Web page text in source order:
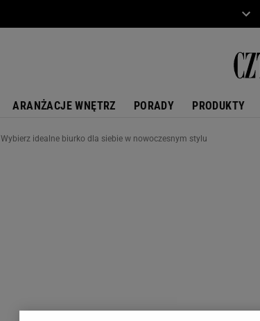
ARANŻACJE WNĘTRZ PORADY PRODUKTY
Wybierz idealne biurko dla siebie w nowoczesnym stylu